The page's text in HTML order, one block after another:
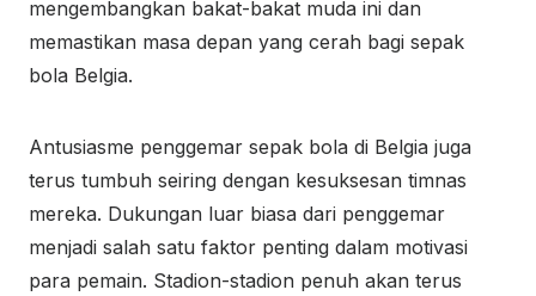
mengembangkan bakat-bakat muda ini dan
memastikan masa depan yang cerah bagi sepak
bola Belgia.
Antusiasme penggemar sepak bola di Belgia juga
terus tumbuh seiring dengan kesuksesan timnas
mereka. Dukungan luar biasa dari penggemar
menjadi salah satu faktor penting dalam motivasi
para pemain. Stadion-stadion penuh akan terus